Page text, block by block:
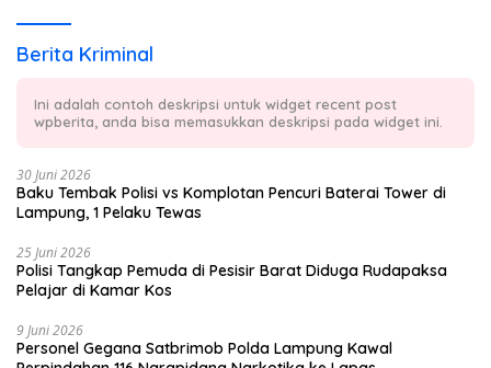
Berita Kriminal
Ini adalah contoh deskripsi untuk widget recent post
wpberita, anda bisa memasukkan deskripsi pada widget ini.
30 Juni 2026
Baku Tembak Polisi vs Komplotan Pencuri Baterai Tower di
Lampung, 1 Pelaku Tewas
25 Juni 2026
Polisi Tangkap Pemuda di Pesisir Barat Diduga Rudapaksa
Pelajar di Kamar Kos
9 Juni 2026
Personel Gegana Satbrimob Polda Lampung Kawal